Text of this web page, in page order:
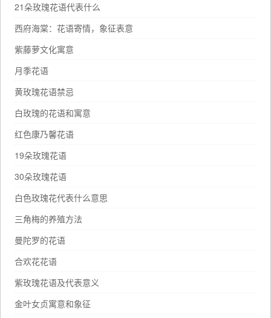
21朵玫瑰花语代表什么
西府海棠：花语寄情，象征表意
紫藤萝文化寓意
月季花语
黄玫瑰花语禁忌
白玫瑰的花语和寓意
红色康乃馨花语
19朵玫瑰花语
30朵玫瑰花语
白色玫瑰花代表什么意思
三角梅的养殖方法
曼陀罗的花语
合欢花花语
紫玫瑰花语及代表意义
金叶女贞寓意和象征